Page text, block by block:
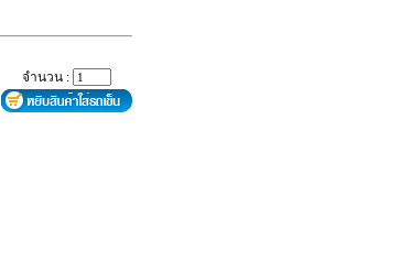
จำนวน :